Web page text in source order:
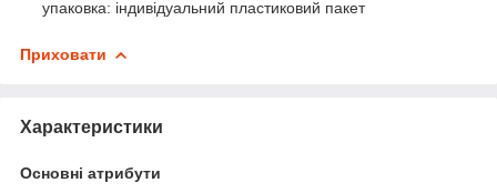
упаковка: індивідуальний пластиковий пакет
Приховати
Характеристики
Основні атрибути